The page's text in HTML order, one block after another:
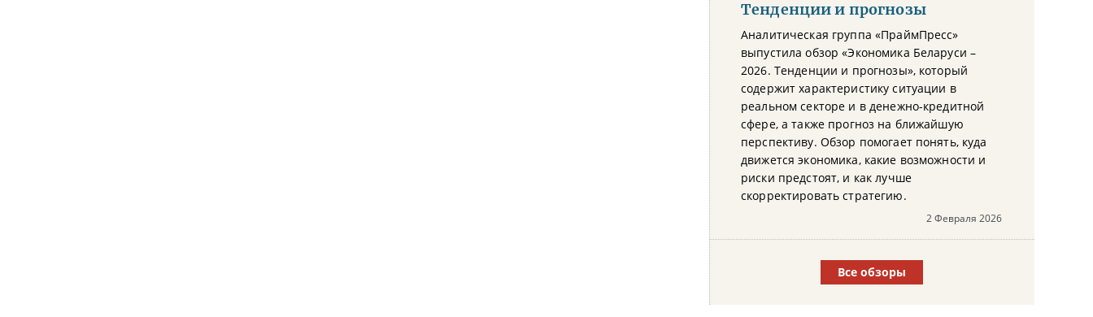
Тенденции и прогнозы
Аналитическая группа «ПраймПресс»
выпустила обзор «Экономика Беларуси –
2026. Тенденции и прогнозы», который
содержит характеристику ситуации в
реальном секторе и в денежно-кредитной
сфере, а также прогноз на ближайшую
перспективу. Обзор помогает понять, куда
движется экономика, какие возможности и
риски предстоят, и как лучше
скорректировать стратегию.
2 Февраля 2026
Все обзоры